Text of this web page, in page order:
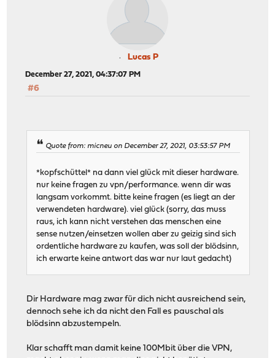
Lucas P
December 27, 2021, 04:37:07 PM
#6
Quote from: micneu on December 27, 2021, 03:53:57 PM
*kopfschüttel* na dann viel glück mit dieser hardware.
nur keine fragen zu vpn/performance. wenn dir was
langsam vorkommt. bitte keine fragen (es liegt an der
verwendeten hardware). viel glück (sorry, das muss
raus, ich kann nicht verstehen das menschen eine
sense nutzen/einsetzen wollen aber zu geizig sind sich
ordentliche hardware zu kaufen, was soll der blödsinn,
ich erwarte keine antwort das war nur laut gedacht)
Dir Hardware mag zwar für dich nicht ausreichend sein,
dennoch sehe ich da nicht den Fall es pauschal als
blödsinn abzustempeln.
Klar schafft man damit keine 100Mbit über die VPN,